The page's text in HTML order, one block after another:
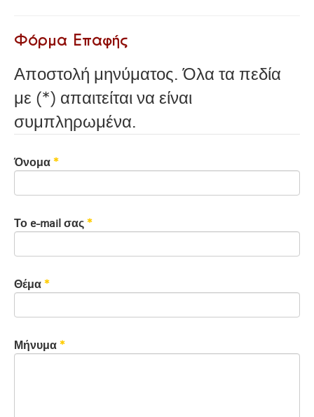
Φόρμα Επαφής
Αποστολή μηνύματος. Όλα τα πεδία
με (*) απαιτείται να είναι
συμπληρωμένα.
Όνομα*
Το e-mail σας*
Θέμα*
Μήνυμα*